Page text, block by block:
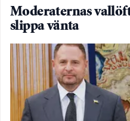
Moderaternas
slippa vänta